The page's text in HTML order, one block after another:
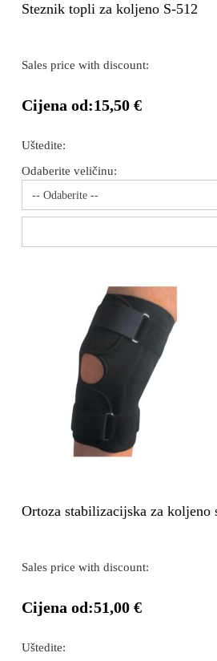
Steznik topli za koljeno S-512
Sales price with discount:
Cijena od:15,50 €
Uštedite:
Odaberite veličinu:
-- Odaberite --
Ortoza stabilizacijska za koljeno
Sales price with discount:
Cijena od:51,00 €
Uštedite: